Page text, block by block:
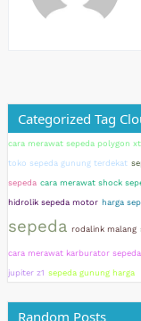
Categorized Tag
cara merawat sepeda polygon
toko sepeda gunung terdekat
sepeda cara merawat shock
hidrolik sepeda motor harga
sepeda rodalink malang
cara merawat karburator
jupiter z1 sepeda gunung harga
Random Posts